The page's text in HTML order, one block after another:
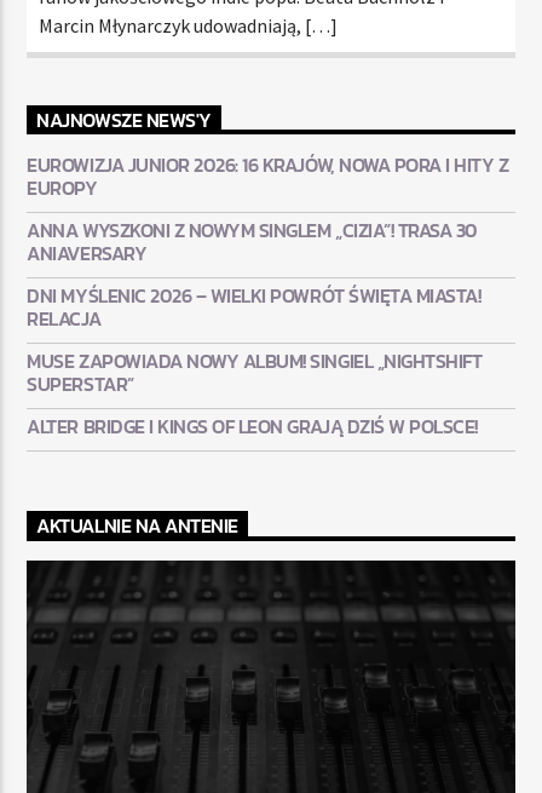
Marcin Młynarczyk udowadniają, […]
NAJNOWSZE NEWS'Y
EUROWIZJA JUNIOR 2026: 16 KRAJÓW, NOWA PORA I HITY Z
EUROPY
ANNA WYSZKONI Z NOWYM SINGLEM „CIZIA”! TRASA 30
ANIAVERSARY
DNI MYŚLENIC 2026 – WIELKI POWRÓT ŚWIĘTA MIASTA!
RELACJA
MUSE ZAPOWIADA NOWY ALBUM! SINGIEL „NIGHTSHIFT
SUPERSTAR”
ALTER BRIDGE I KINGS OF LEON GRAJĄ DZIŚ W POLSCE!
AKTUALNIE NA ANTENIE